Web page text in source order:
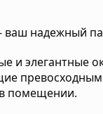
ваш надежный
и элегантные
помещении.